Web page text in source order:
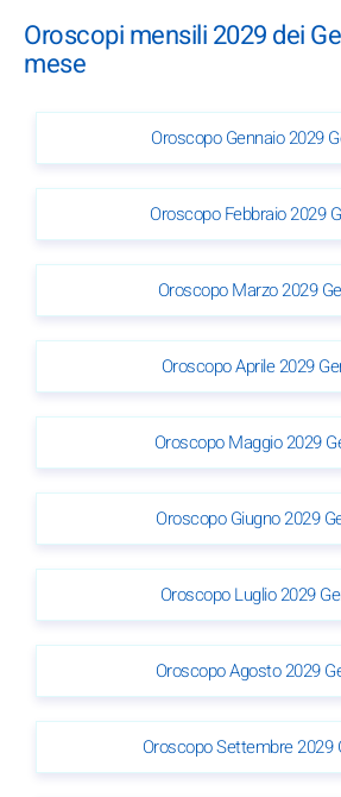
Oroscopi mensili 2029 dei
mese
Oroscopo Gennaio 2029
Oroscopo Febbraio 2029
Oroscopo Marzo 2029
Oroscopo Aprile 2029
Oroscopo Maggio 2029
Oroscopo Giugno 2029
Oroscopo Luglio 2029
Oroscopo Agosto 2029
Oroscopo Settembre 2029